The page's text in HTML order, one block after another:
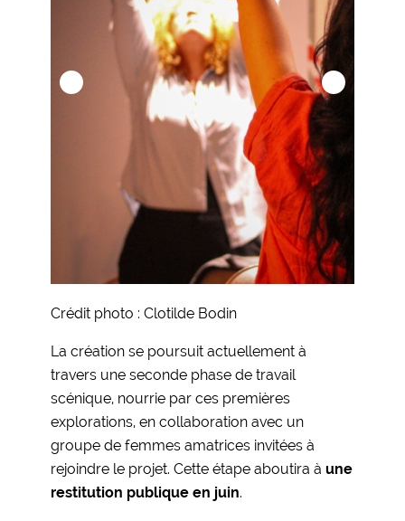
Crédit photo : Clotilde Bodin
La création se poursuit actuellement à
travers une seconde phase de travail
scénique, nourrie par ces premières
explorations, en collaboration avec un
groupe de femmes amatrices invitées à
rejoindre le projet. Cette étape aboutira à une
restitution publique en juin.